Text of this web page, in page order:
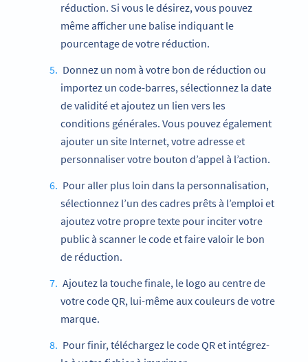
réduction. Si vous le désirez, vous pouvez
même afficher une balise indiquant le
pourcentage de votre réduction.
Donnez un nom à votre bon de réduction ou
importez un code-barres, sélectionnez la date
de validité et ajoutez un lien vers les
conditions générales. Vous pouvez également
ajouter un site Internet, votre adresse et
personnaliser votre bouton d’appel à l’action.
Pour aller plus loin dans la personnalisation,
sélectionnez l’un des cadres prêts à l’emploi et
ajoutez votre propre texte pour inciter votre
public à scanner le code et faire valoir le bon
de réduction.
Ajoutez la touche finale, le logo au centre de
votre code QR, lui-même aux couleurs de votre
marque.
Pour finir, téléchargez le code QR et intégrez-